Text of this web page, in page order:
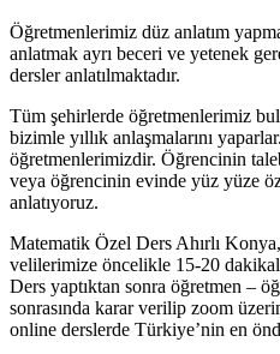
Öğretmenlerimiz düz anlatım
anlatmak ayrı beceri ve yetenek
dersler anlatılmaktadır.
Tüm şehirlerde öğretmenlerimiz
bizimle yıllık anlaşmalarını
öğretmenlerimizdir. Öğrencinin
veya öğrencinin evinde yüz yüze
anlatıyoruz.
Matematik Özel Ders Ahırlı
velilerimize öncelikle 15-20
Ders yaptıktan sonra öğretmen –
sonrasında karar verilip zoom
online derslerde Türkiye’nin en